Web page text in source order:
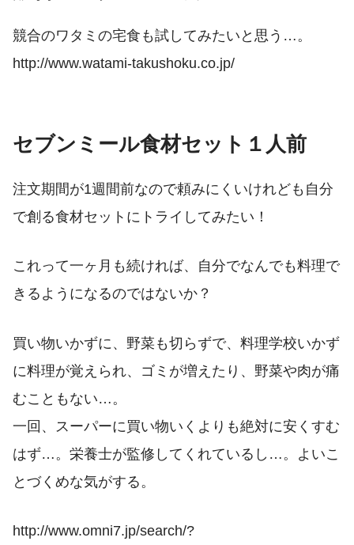
競合のワタミの宅食も試してみたいと思う…。
http://www.watami-takushoku.co.jp/
セブンミール食材セット１人前
注文期間が1週間前なので頼みにくいけれども自分
で創る食材セットにトライしてみたい！
これって一ヶ月も続ければ、自分でなんでも料理で
きるようになるのではないか？
買い物いかずに、野菜も切らずで、料理学校いかず
に料理が覚えられ、ゴミが増えたり、野菜や肉が痛
むこともない…。
一回、スーパーに買い物いくよりも絶対に安くすむ
はず…。栄養士が監修してくれているし…。よいこ
とづくめな気がする。
http://www.omni7.jp/search/?